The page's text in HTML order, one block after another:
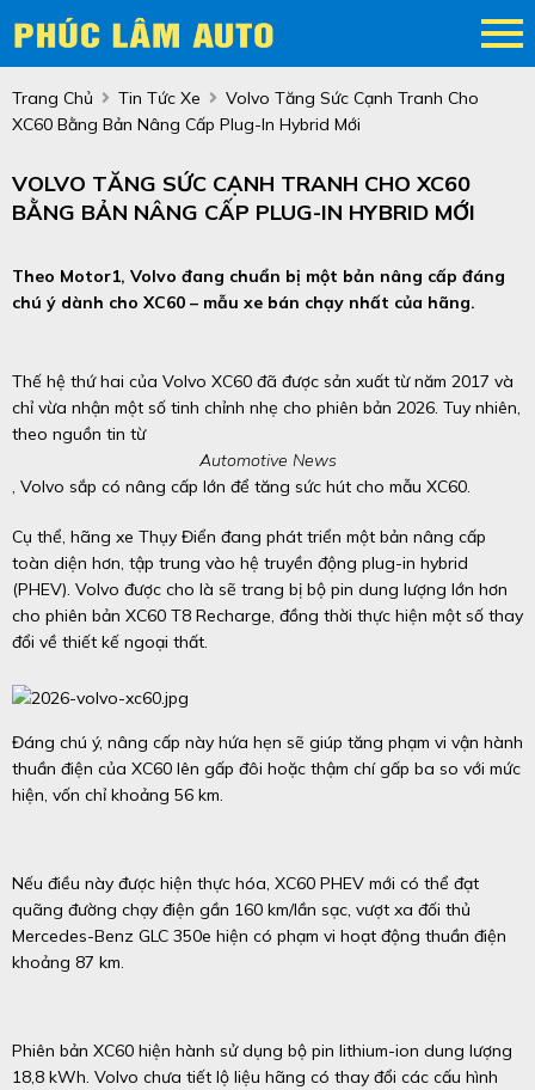
Trang Chủ Tin Tức Xe
Volvo Tăng Sức Cạnh Tranh Cho
XC60 Bằng Bản Nâng Cấp Plug-In Hybrid Mới
VOLVO TĂNG SỨC CẠNH TRANH CHO XC60
BẰNG BẢN NÂNG CẤP PLUG-IN HYBRID MỚI
Theo Motor1, Volvo đang chuẩn bị một bản nâng cấp đáng
chú ý dành cho XC60 – mẫu xe bán chạy nhất của hãng.
Thế hệ thứ hai của Volvo XC60 đã được sản xuất từ năm 2017 và
chỉ vừa nhận một số tinh chỉnh nhẹ cho phiên bản 2026. Tuy nhiên,
theo nguồn tin từ
Automotive News
, Volvo sắp có nâng cấp lớn để tăng sức hút cho mẫu XC60.
Cụ thể, hãng xe Thụy Điển đang phát triển một bản nâng cấp
toàn diện hơn, tập trung vào hệ truyền động plug-in hybrid
(PHEV). Volvo được cho là sẽ trang bị bộ pin dung lượng lớn hơn
cho phiên bản XC60 T8 Recharge, đồng thời thực hiện một số thay
đổi về thiết kế ngoại thất.
Đáng chú ý, nâng cấp này hứa hẹn sẽ giúp tăng phạm vi vận hành
thuần điện của XC60 lên gấp đôi hoặc thậm chí gấp ba so với mức
hiện, vốn chỉ khoảng 56 km.
Nếu điều này được hiện thực hóa, XC60 PHEV mới có thể đạt
quãng đường chạy điện gần 160 km/lần sạc, vượt xa đối thủ
Mercedes-Benz GLC 350e hiện có phạm vi hoạt động thuần điện
khoảng 87 km.
Phiên bản XC60 hiện hành sử dụng bộ pin lithium-ion dung lượng
18,8 kWh. Volvo chưa tiết lộ liệu hãng có thay đổi các cấu hình